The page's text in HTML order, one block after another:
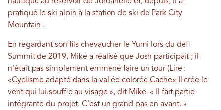
pratiqué le ski alpin à la station de ski de Park City
Mountain .
En regardant son fils chevaucher le Yumi lors du défi
Summit de 2019, Mike a réalisé que Josh participait ; il
n'était pas simplement emmené faire un tour (Lire :
«Cyclisme adapté dans la vallée colorée Cache« Il crée le
vent qui lui souffle au visage », dit Mike. « Il fait partie
intégrante du projet. C'est un grand pas en avant. »